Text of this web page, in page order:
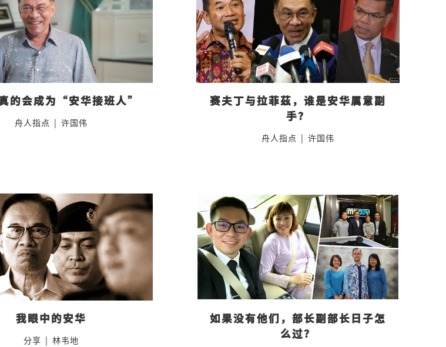
的会成为“安华接班人”
舟人指点 | 许国伟
赛夫丁与拉菲茲，谁是安华属意副
手？
舟人指点 | 许国伟
我眼中的安华
分享 | 林韦地
如果没有他们，部长副部长日子怎
么过？